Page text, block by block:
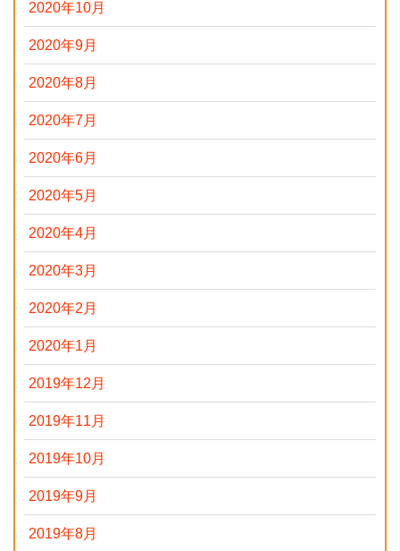
2020年10月
2020年9月
2020年8月
2020年7月
2020年6月
2020年5月
2020年4月
2020年3月
2020年2月
2020年1月
2019年12月
2019年11月
2019年10月
2019年9月
2019年8月